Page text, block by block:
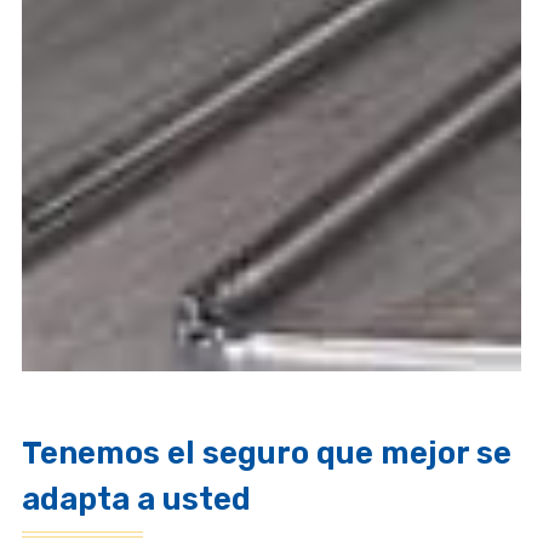
Tenemos el seguro que mejor se
adapta a usted